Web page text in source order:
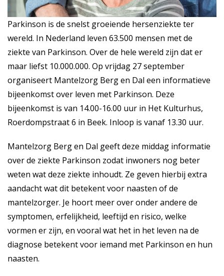
Parkinson is de snelst groeiende hersenziekte ter
wereld. In Nederland leven 63.500 mensen met de
ziekte van Parkinson. Over de hele wereld zijn dat er
maar liefst 10.000.000. Op vrijdag 27 september
organiseert Mantelzorg Berg en Dal een informatieve
bijeenkomst over leven met Parkinson. Deze
bijeenkomst is van 14.00-16.00 uur in Het Kulturhus,
Roerdompstraat 6 in Beek. Inloop is vanaf 13.30 uur.
Mantelzorg Berg en Dal geeft deze middag informatie
over de ziekte Parkinson zodat inwoners nog beter
weten wat deze ziekte inhoudt. Ze geven hierbij extra
aandacht wat dit betekent voor naasten of de
mantelzorger. Je hoort meer over onder andere de
symptomen, erfelijkheid, leeftijd en risico, welke
vormen er zijn, en vooral wat het in het leven na de
diagnose betekent voor iemand met Parkinson en hun
naasten.